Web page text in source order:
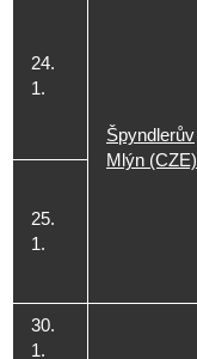
24.
1.
Špyndlerův
Mlýn (CZE)
25.
1.
30.
1.